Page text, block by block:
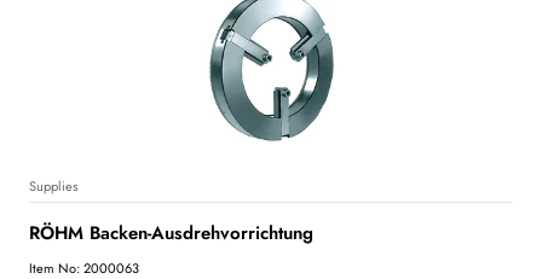
Supplies
RÖHM Backen-Ausdrehvorrichtung
Item No: 2000063